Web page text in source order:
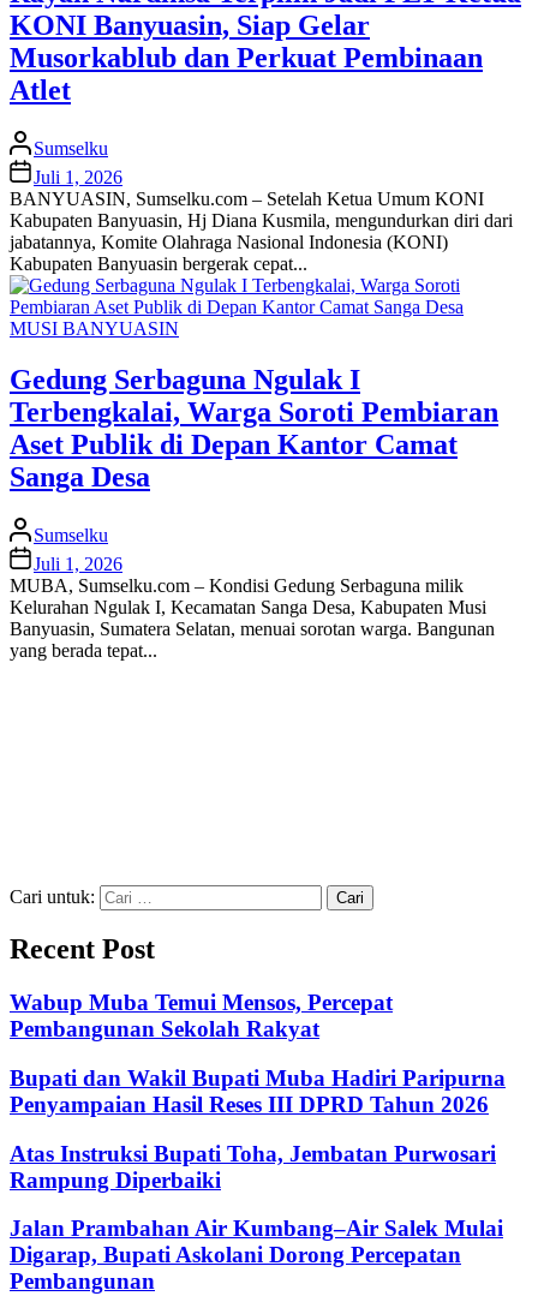
KONI Banyuasin, Siap Gelar
Musorkablub dan Perkuat Pembinaan
Atlet
Sumselku
Juli 1, 2026
BANYUASIN, Sumselku.com – Setelah Ketua Umum KONI
Kabupaten Banyuasin, Hj Diana Kusmila, mengundurkan diri dari
jabatannya, Komite Olahraga Nasional Indonesia (KONI)
Kabupaten Banyuasin bergerak cepat...
MUSI BANYUASIN
Gedung Serbaguna Ngulak I
Terbengkalai, Warga Soroti Pembiaran
Aset Publik di Depan Kantor Camat
Sanga Desa
Sumselku
Juli 1, 2026
MUBA, Sumselku.com – Kondisi Gedung Serbaguna milik
Kelurahan Ngulak I, Kecamatan Sanga Desa, Kabupaten Musi
Banyuasin, Sumatera Selatan, menuai sorotan warga. Bangunan
yang berada tepat...
Cari untuk:
Recent Post
Wabup Muba Temui Mensos, Percepat
Pembangunan Sekolah Rakyat
Bupati dan Wakil Bupati Muba Hadiri Paripurna
Penyampaian Hasil Reses III DPRD Tahun 2026
Atas Instruksi Bupati Toha, Jembatan Purwosari
Rampung Diperbaiki
Jalan Prambahan Air Kumbang–Air Salek Mulai
Digarap, Bupati Askolani Dorong Percepatan
Pembangunan